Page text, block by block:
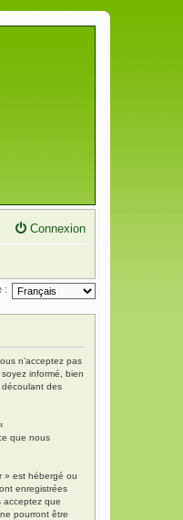
Connexion
:
n’acceptez pas
informé, bien
découlant des
que nous
» est hébergé ou
enregistrées
acceptez que
pourront être